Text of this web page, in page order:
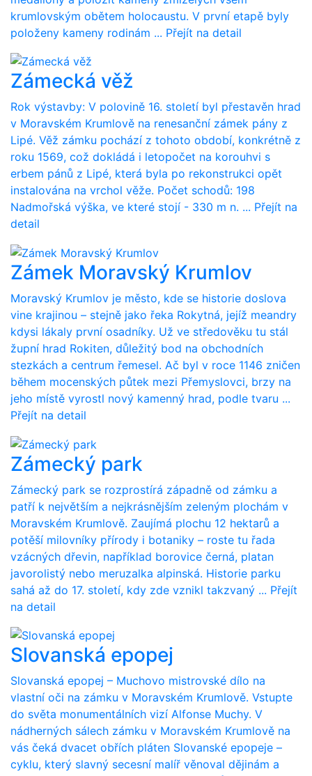
krumlovským obětem holocaustu. V první etapě byly
položeny kameny rodinám ... Přejít na detail
Zámecká věž
Rok výstavby: V polovině 16. století byl přestavěn hrad
v Moravském Krumlově na renesanční zámek pány z
Lipé. Věž zámku pochází z tohoto období, konkrétně z
roku 1569, což dokládá i letopočet na korouhvi s
erbem pánů z Lipé, která byla po rekonstrukci opět
instalována na vrchol věže. Počet schodů: 198
Nadmořská výška, ve které stojí - 330 m n. ... Přejít na
detail
Zámek Moravský Krumlov
Moravský Krumlov je město, kde se historie doslova
vine krajinou – stejně jako řeka Rokytná, jejíž meandry
kdysi lákaly první osadníky. Už ve středověku tu stál
župní hrad Rokiten, důležitý bod na obchodních
stezkách a centrum řemesel. Ač byl v roce 1146 zničen
během mocenských půtek mezi Přemyslovci, brzy na
jeho místě vyrostl nový kamenný hrad, podle tvaru ...
Přejít na detail
Zámecký park
Zámecký park se rozprostírá západně od zámku a
patří k největším a nejkrásnějším zeleným plochám v
Moravském Krumlově. Zaujímá plochu 12 hektarů a
potěší milovníky přírody i botaniky – roste tu řada
vzácných dřevin, například borovice černá, platan
javorolistý nebo meruzalka alpinská. Historie parku
sahá až do 17. století, kdy zde vznikl takzvaný ... Přejít
na detail
Slovanská epopej
Slovanská epopej – Muchovo mistrovské dílo na
vlastní oči na zámku v Moravském Krumlově. Vstupte
do světa monumentálních vizí Alfonse Muchy. V
nádherných sálech zámku v Moravském Krumlově na
vás čeká dvacet obřích pláten Slovanské epopeje –
cyklu, který slavný secesní malíř věnoval dějinám a